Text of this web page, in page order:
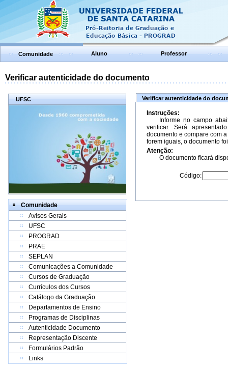
Comunidade Aluno Professor
Verificar autenticidade do documento
UFSC
Comunidade
Avisos Gerais
UFSC
PROGRAD
PRAE
SEPLAN
Comunicações a Comunidade
Cursos de Graduação
Currículos dos Cursos
Catálogo da Graduação
Departamentos de Ensino
Programas de Disciplinas
Autenticidade Documento
Representação Discente
Formulários Padrão
Links
Verificar autenticidade do
Instruções:
Informe no campo
verificar. Será
documento e compare com
forem iguais, o documento
Atenção:
O documento ficará
Código: